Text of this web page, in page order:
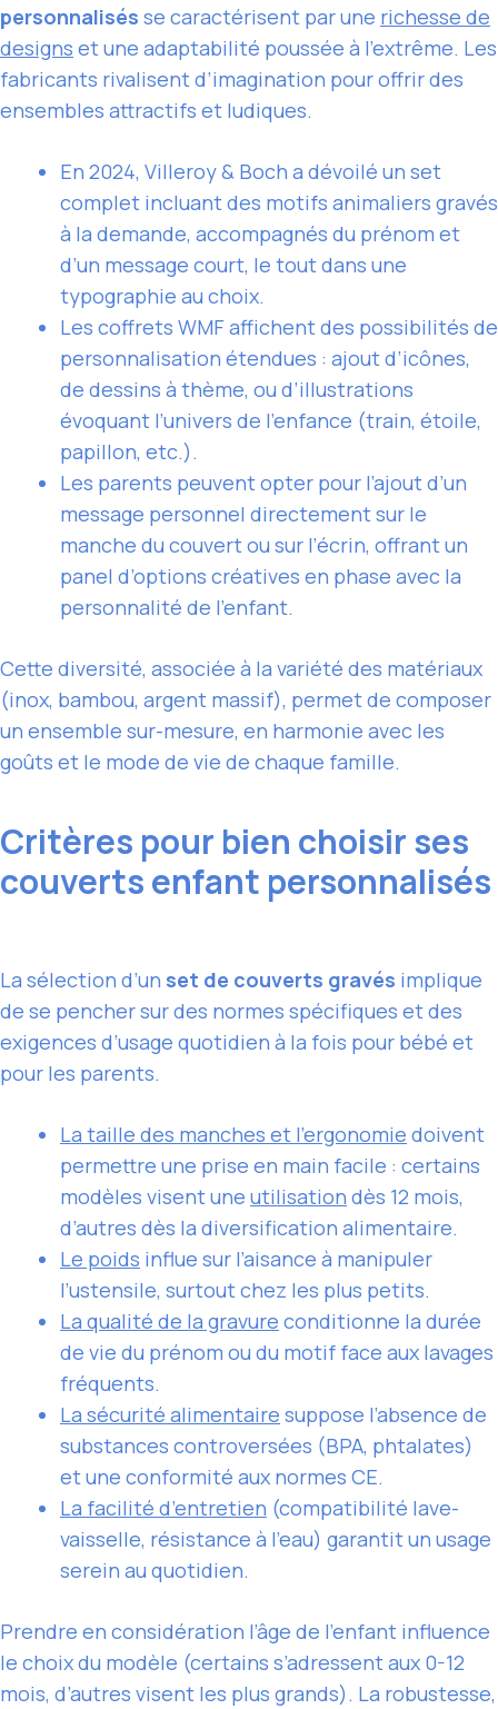
personnalisés se caractérisent par une richesse de
designs et une adaptabilité poussée à l’extrême. Les
fabricants rivalisent d’imagination pour offrir des
ensembles attractifs et ludiques.
En 2024, Villeroy & Boch a dévoilé un set
complet incluant des motifs animaliers gravés
à la demande, accompagnés du prénom et
d’un message court, le tout dans une
typographie au choix.
Les coffrets WMF affichent des possibilités de
personnalisation étendues : ajout d’icônes,
de dessins à thème, ou d’illustrations
évoquant l’univers de l’enfance (train, étoile,
papillon, etc.).
Les parents peuvent opter pour l’ajout d’un
message personnel directement sur le
manche du couvert ou sur l’écrin, offrant un
panel d’options créatives en phase avec la
personnalité de l’enfant.
Cette diversité, associée à la variété des matériaux
(inox, bambou, argent massif), permet de composer
un ensemble sur-mesure, en harmonie avec les
goûts et le mode de vie de chaque famille.
Critères pour bien choisir ses
couverts enfant personnalisés
La sélection d’un set de couverts gravés implique
de se pencher sur des normes spécifiques et des
exigences d’usage quotidien à la fois pour bébé et
pour les parents.
La taille des manches et l’ergonomie doivent
permettre une prise en main facile : certains
modèles visent une utilisation dès 12 mois,
d’autres dès la diversification alimentaire.
Le poids influe sur l’aisance à manipuler
l’ustensile, surtout chez les plus petits.
La qualité de la gravure conditionne la durée
de vie du prénom ou du motif face aux lavages
fréquents.
La sécurité alimentaire suppose l’absence de
substances controversées (BPA, phtalates)
et une conformité aux normes CE.
La facilité d’entretien (compatibilité lave-
vaisselle, résistance à l’eau) garantit un usage
serein au quotidien.
Prendre en considération l’âge de l’enfant influence
le choix du modèle (certains s’adressent aux 0-12
mois, d’autres visent les plus grands). La robustesse,